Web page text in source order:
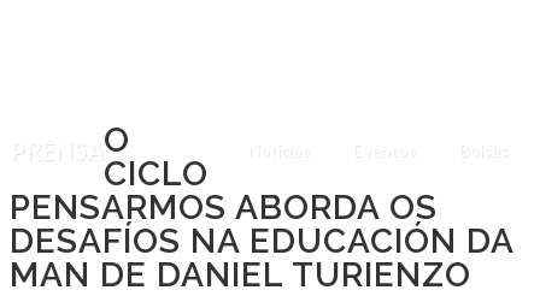
PRENSA O
CICLO
PENSARMOS ABORDA OS
DESAFÍOS NA EDUCACIÓN DA
MAN DE DANIEL TURIENZO